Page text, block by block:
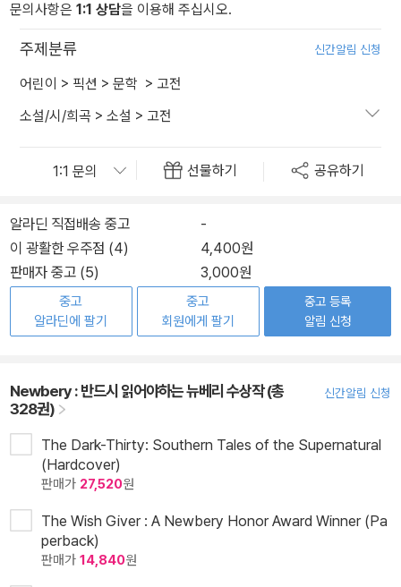
문의사항은 1:1 상담을 이용해 주십시오.
주제분류 신간알림 신청
어린이 > 픽션 > 문학 > 고전
소설/시/희곡 > 소설 > 고전
선물하기 공유하기
알라딘 직접배송 중고
-
이 광활한 우주점 (4)
4,400원
판매자 중고 (5)
3,000원
중고
알라딘에 팔기
중고
회원에게 팔기
중고 등록
알림 신청
Newbery : 반드시 읽어야하는 뉴베리 수상작 (총
328권)
신간알림 신청
The Dark-Thirty: Southern Tales of the Supernatural
(Hardcover)
판매가 27,520원
The Wish Giver : A Newbery Honor Award Winner (Pa
perback)
판매가 14,840원